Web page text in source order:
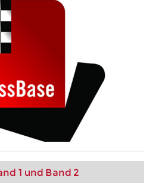
1 und Band 2